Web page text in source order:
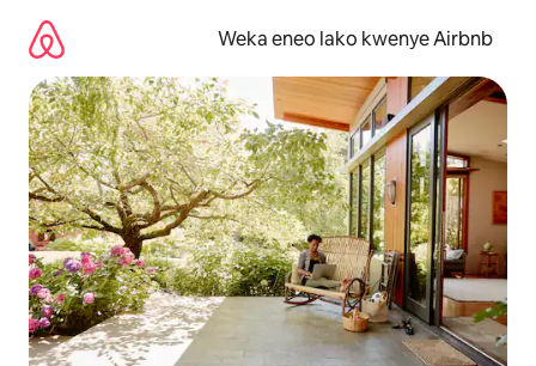
kwenda
kwenye
maudhui
Weka eneo lako kwenye Airbnb